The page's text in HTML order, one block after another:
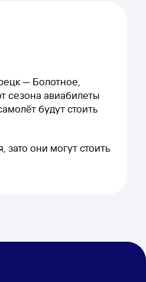
— Болотное,
сезона авиабилеты
будут стоить
они могут стоить